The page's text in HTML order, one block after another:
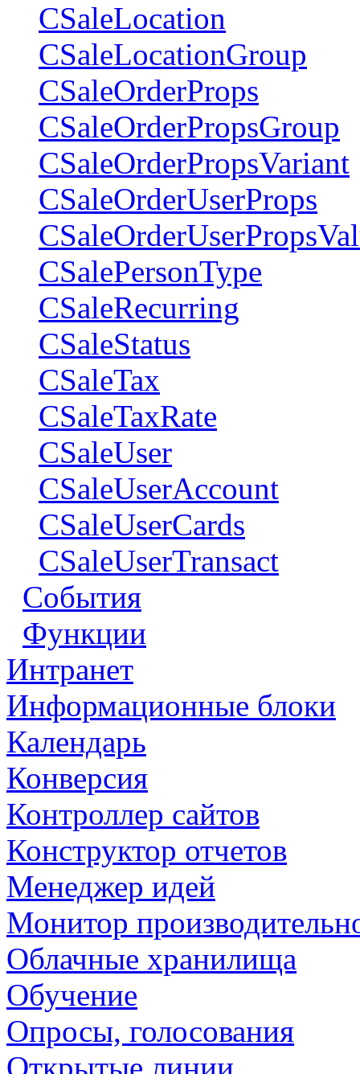
CSaleLocation
CSaleLocationGroup
CSaleOrderProps
CSaleOrderPropsGroup
CSaleOrderPropsVariant
CSaleOrderUserProps
CSalePersonType
CSaleRecurring
CSaleStatus
CSaleTax
CSaleTaxRate
CSaleUser
CSaleUserAccount
CSaleUserCards
CSaleUserTransact
События
Функции
Интранет
Информационные блоки
Календарь
Конверсия
Контроллер сайтов
Конструктор отчетов
Менеджер идей
Монитор
Облачные хранилища
Обучение
Опросы, голосования